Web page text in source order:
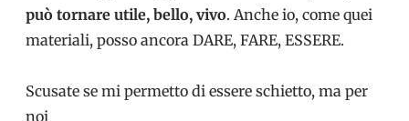
può tornare utile, bello, vivo. Anche io, come quei
materiali, posso ancora DARE, FARE, ESSERE.
Scusate se mi permetto di essere schietto, ma per
noi